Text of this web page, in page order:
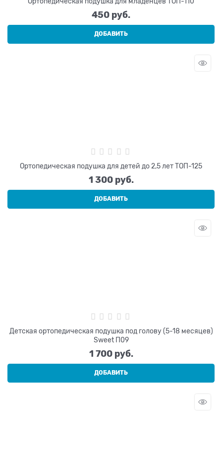
450 руб.
ДОБАВИТЬ
Ортопедическая подушка для детей до 2,5 лет ТОП-125
1 300 руб.
ДОБАВИТЬ
Детская ортопедическая подушка под голову (5-18 месяцев)
Sweet П09
1 700 руб.
ДОБАВИТЬ